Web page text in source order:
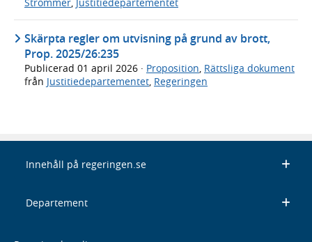
Skärpta regler om utvisning på grund av brott,
Prop. 2025/26:235
Publicerad 01 april 2026 · Proposition, Rättsliga dokument
från Justitiedepartementet, Regeringen
Innehåll på regeringen.se
Departement